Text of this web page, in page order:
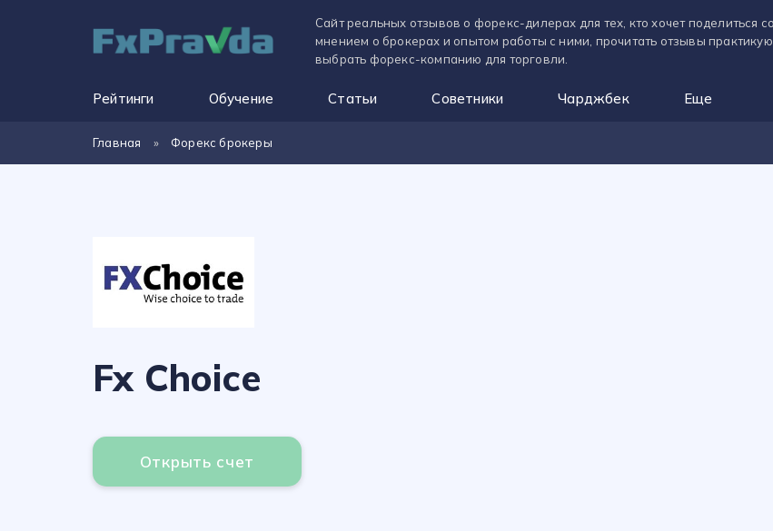
Сайт реальных отзывов о форекс-дилерах для тех, кто хочет поделиться
мнением о брокерах и опытом работы с ними, прочитать отзывы
выбрать форекс-компанию для торговли.
Рейтинги Обучение Статьи Советники Чарджбек Еще
Главная » Форекс брокеры
Fx Choice
Открыть счет